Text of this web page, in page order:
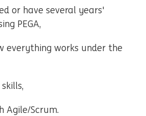
or have several years'
PEGA,
everything works under the
Agile/Scrum.